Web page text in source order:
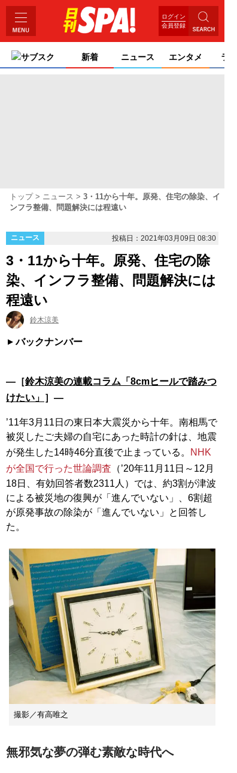
ログイン
会員登録
サブスク 新着 ニュース エンタメ ライ
トップ ニュース
3・11から十年。原発、住宅の除染、イ
ンフラ整備、問題解決には程遠い
ニュース 投稿日：2021年03月09日 08:30
3・11から十年。原発、住宅の除
染、インフラ整備、問題解決には
程遠い
鈴木涼美
バックナンバー
―［鈴木涼美の連載コラム「8cmヒールで踏みつ
けたい」 ］―
’11年3月11日の東日本大震災から十年。南相馬で
被災したご夫婦の自宅にあった時計の針は、地震
が発生した14時46分直後で止まっている。
NHK
が全国で行った世論調査 （’20年11月11日～12月
18日、有効回答者数2311人）では、約3割が津波
による被災地の復興が「進んでいない」、6割超
が原発事故の除染が「進んでいない」と回答し
た。
撮影／有高唯之
無邪気な夢の弾む素敵な時代へ